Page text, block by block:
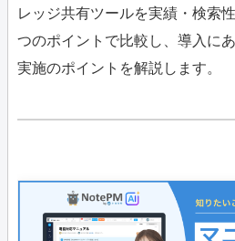
レッジ共有ツールを実績・検索
つのポイントで比較し、導入に
実施のポイントを解説 します。